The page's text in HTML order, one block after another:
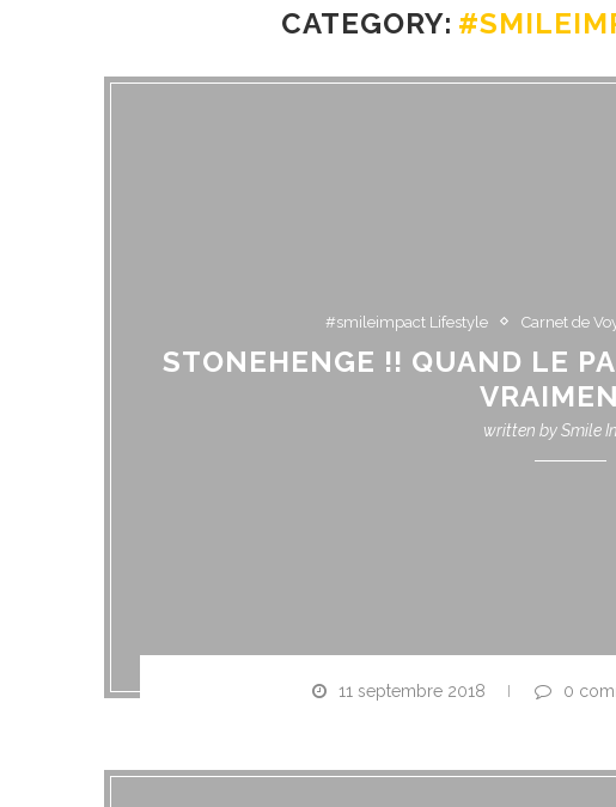
CATEGORY:
#smileimpact Lifestyle Carnet de
STONEHENGE !! QUAND LE
written bySmile
11 septembre 2018 0